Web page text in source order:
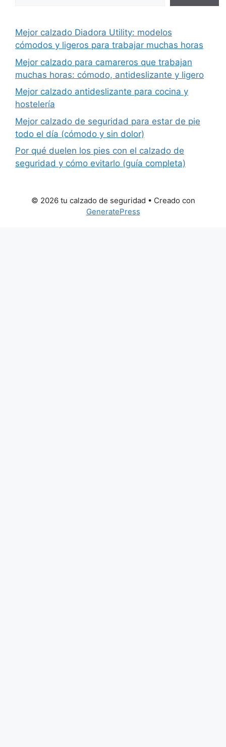
Mejor calzado Diadora Utility: modelos
cómodos y ligeros para trabajar muchas horas
Mejor calzado para camareros que trabajan
muchas horas: cómodo, antideslizante y ligero
Mejor calzado antideslizante para cocina y
hostelería
Mejor calzado de seguridad para estar de pie
todo el día (cómodo y sin dolor)
Por qué duelen los pies con el calzado de
seguridad y cómo evitarlo (guía completa)
© 2026 tu calzado de seguridad • Creado con
GeneratePress